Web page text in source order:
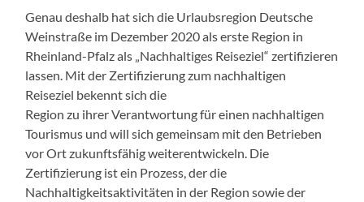
Genau deshalb hat sich die Urlaubsregion Deutsche
Weinstraße im Dezember 2020 als erste Region in
Rheinland-Pfalz als „Nachhaltiges Reiseziel“ zertifizieren
lassen. Mit der Zertifizierung zum nachhaltigen
Reiseziel bekennt sich die
Region zu ihrer Verantwortung für einen nachhaltigen
Tourismus und will sich gemeinsam mit den Betrieben
vor Ort zukunftsfähig weiterentwickeln. Die
Zertifizierung ist ein Prozess, der die
Nachhaltigkeitsaktivitäten in der Region sowie der